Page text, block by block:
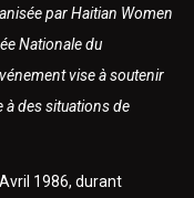
par Haitian Women
Nationale du
vise à soutenir
à des situations de
1986, durant